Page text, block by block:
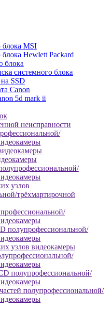
блока MSI
Hewlett Packard
блока
системного блока
SSD
Canon
5d mark ii
неисправности
узлов
трёхмартирочной
полупрофессиональной/
узлов видеокамеры
полупрофессиональной/
полупрофессиональной/